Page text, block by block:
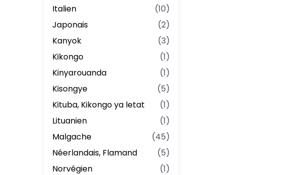
Italien
(10)
Japonais
(2)
Kanyok
(3)
Kikongo
(1)
Kinyarouanda
(1)
Kisongye
(5)
Kituba, Kikongo ya letat
(1)
Lituanien
(1)
Malgache
(45)
Néerlandais, Flamand
(5)
Norvégien
(1)